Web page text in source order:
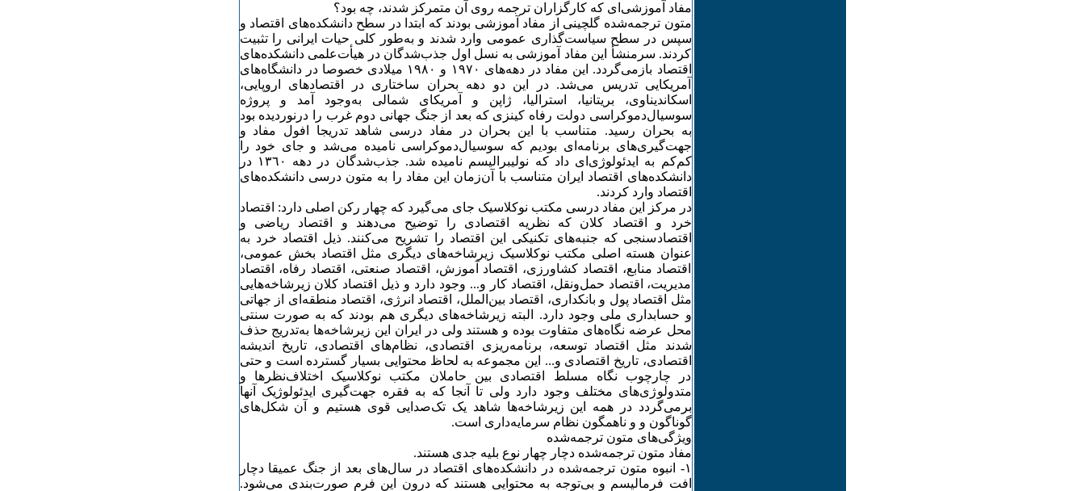
مفاد آموزشی‌ای که کارگزاران ترجمه روی آن متمرکز شدند، چه بود؟
متون ترجمه‌شده گلچینی از مفاد آموزشی بودند که ابتدا در سطح دانشکده‌های اقتصاد و
سپس در سطح سیاست‌گذار‌ی عمومی وارد شدند و به‌طور کلی حیات ایرانی را تثبیت
کردند. سر‌منشأ این مفاد آموزشی به نسل اول جذب‌شدگان در هیأت‌علمی دانشکده‌های
اقتصاد بازمی‌گردد. این مفاد در دهه‌های ١٩٧٠ و ١٩٨٠ میلادی خصوصا در دانشگاه‌های
آمریکایی تدریس می‌شد. در این دو دهه بحران ساختاری در اقتصادهای اروپایی،
اسکاندیناوی، بریتانیا، استرالیا، ژاپن و آمریکای شمالی به‌وجود آمد و پروژه
سوسیال‌دموکراسی دولت رفاه کینزی که بعد از جنگ جهانی دوم غرب را درنوردیده بود
به بحران رسید. متناسب با این بحران در مفاد درسی شاهد تدریجا افول مفاد و
جهت‌گیری‌های برنامه‌ای بودیم که سوسیال‌دموکراسی نامیده می‌شد و جای خود را
کم‌کم به ایدئولوژی‌ای داد که نولیبرالیسم نامیده شد. جذب‌شدگان در دهه ١٣٦٠ در
دانشکده‌های اقتصاد ایران متناسب با آن‌زمان این مفاد را به متون درسی دانشکده‌های
اقتصاد وارد کردند.
در مرکز این مفاد درسی مکتب نو‌‌کلاسیک جای می‌گیرد که چهار رکن اصلی دارد: اقتصاد
خرد و اقتصاد کلان که نظریه اقتصادی را توضیح می‌دهند و اقتصاد ریاضی و
اقتصادسنجی که جنبه‌های تکنیکی این اقتصاد را تشریح می‌کنند. ذیل اقتصاد خرد به
عنوان هسته اصلی مکتب نوکلاسیک زیر‌شاخه‌های دیگری مثل اقتصاد بخش عمومی،
اقتصاد منابع، اقتصاد کشاورزی، اقتصاد آموزش، اقتصاد صنعتی، اقتصاد رفاه، اقتصاد
مدیریت، اقتصاد حمل‌و‌نقل، اقتصاد کار و... وجود دارد و ذیل اقتصاد کلان زیر‌شاخه‌هایی
مثل اقتصاد پول و بانکداری، اقتصاد بین‌الملل، اقتصاد انرژی، اقتصاد منطقه‌ای از جهاتی
و حسابداری ملی وجود دارد. البته زیرشاخه‌های دیگری هم بودند که به صورت سنتی
محل عرضه نگاه‌های متفاوت بوده و هستند ولی در ایران این زیر‌شاخه‌ها به‌تدریج حذف
شدند مثل اقتصاد توسعه، برنامه‌ریزی اقتصادی، نظام‌های اقتصادی‌، تاریخ اندیشه
اقتصادی، تاریخ اقتصادی و... این مجموعه به لحاظ محتوایی بسیار گسترده است و حتی
در چارچوب نگاه مسلط اقتصادی بین حاملان مکتب نوکلاسیک اختلاف‌نظرها و
متدولوژی‌های مختلف وجود دارد ولی تا آنجا که به فقره جهت‌گیری ایدئولوژیک آنها
بر‌می‌گردد در همه این زیر‌شاخه‌ها شاهد یک تک‌صدایی قوی هستیم و آن شکل‌های
گوناگون و و ناهمگون نظام سرمایه‌داری است.
ویژگی‌های متون ترجمه‌شده
مفاد متون ترجمه‌شده دچار چهار نوع بلیه جدی هستند.
١- انبوه متون ترجمه‌شده در دانشکده‌های اقتصاد در سال‌های بعد از جنگ عمیقا دچار
افت فرمالیسم و بی‌توجه به محتوایی هستند که درون این فرم صورت‌بندی می‌شود.